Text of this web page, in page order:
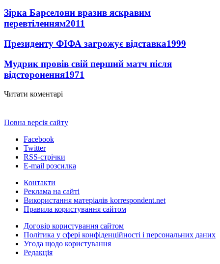
Зірка Барселони вразив яскравим
перевтіленням2011
Президенту ФІФА загрожує відставка1999
Мудрик провів свій перший матч після
відсторонення1971
Читати коментарі
Повна версія сайту
Facebook
Twitter
RSS-стрічки
E-mail розсилка
Контакти
Реклама на сайті
Використання матеріалів korrespondent.net
Правила користування сайтом
Договір користування сайтом
Політика у сфері конфіденційності і персональних даних
Угода щодо користування
Редакція